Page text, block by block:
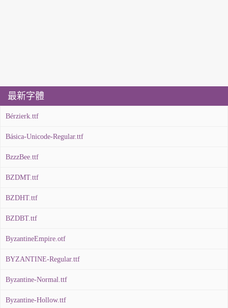
最新字體
Bérzierk.ttf
Básica-Unicode-Regular.ttf
BzzzBee.ttf
BZDMT.ttf
BZDHT.ttf
BZDBT.ttf
ByzantineEmpire.otf
BYZANTINE-Regular.ttf
Byzantine-Normal.ttf
Byzantine-Hollow.ttf